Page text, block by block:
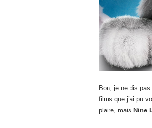
Bon, je ne dis pas
films que j’ai pu
plaire, mais Nine